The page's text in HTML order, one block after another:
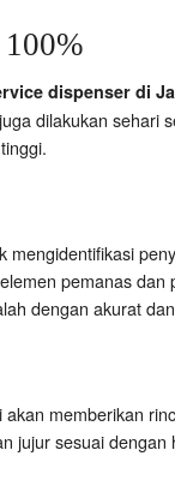
dispenser di
dilakukan sehari
pemanas
dengan akurat
memberikan
jujur sesuai dengan